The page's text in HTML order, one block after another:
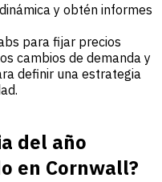
y obtén informes
para fijar precios
cambios de demanda y
definir una estrategia
del año
en Cornwall?